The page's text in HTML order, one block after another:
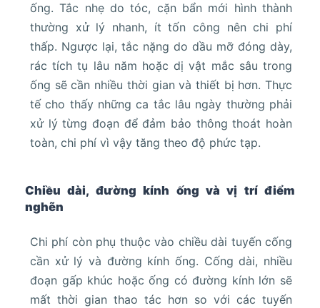
ống. Tắc nhẹ do tóc, cặn bẩn mới hình thành
thường xử lý nhanh, ít tốn công nên chi phí
thấp. Ngược lại, tắc nặng do dầu mỡ đóng dày,
rác tích tụ lâu năm hoặc dị vật mắc sâu trong
ống sẽ cần nhiều thời gian và thiết bị hơn. Thực
tế cho thấy những ca tắc lâu ngày thường phải
xử lý từng đoạn để đảm bảo thông thoát hoàn
toàn, chi phí vì vậy tăng theo độ phức tạp.
Chiều dài, đường kính ống và vị trí điểm
nghẽn
Chi phí còn phụ thuộc vào chiều dài tuyến cống
cần xử lý và đường kính ống. Cống dài, nhiều
đoạn gấp khúc hoặc ống có đường kính lớn sẽ
mất thời gian thao tác hơn so với các tuyến